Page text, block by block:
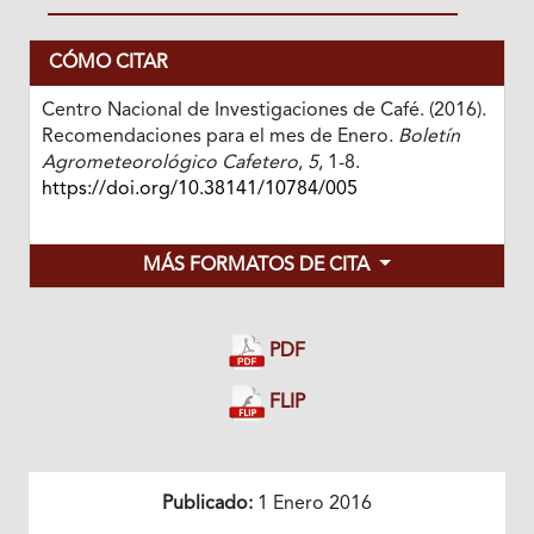
CÓMO CITAR
Centro Nacional de Investigaciones de Café. (2016).
Recomendaciones para el mes de Enero. Boletín
Agrometeorológico Cafetero, 5, 1-8.
https://doi.org/10.38141/10784/005
MÁS FORMATOS DE CITA
PDF
FLIP
Publicado: 1 Enero 2016